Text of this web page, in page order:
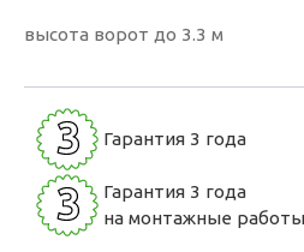
высота ворот до 3.3 м
3 Гарантия 3 года
3
Гарантия 3 года
на монтажные работы